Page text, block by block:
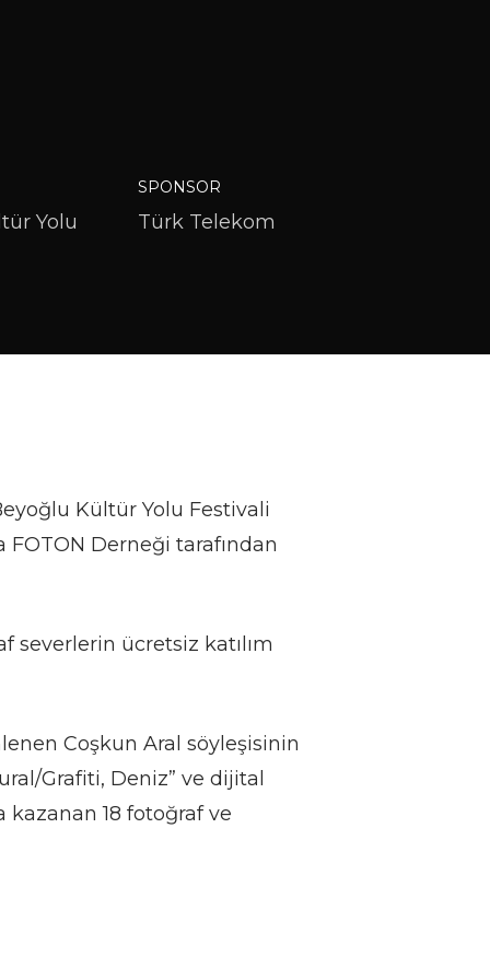
Yolu
SPONSOR
Türk Telekom
Kültür Yolu Festivali
Derneği tarafından
severlerin ücretsiz katılım
Coşkun Aral söyleşisinin
Grafiti, Deniz” ve dijital
kazanan 18 fotoğraf ve